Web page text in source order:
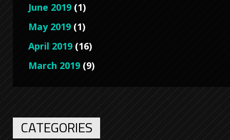
June 2019 (1)
May 2019 (1)
April 2019 (16)
March 2019 (9)
CATEGORIES